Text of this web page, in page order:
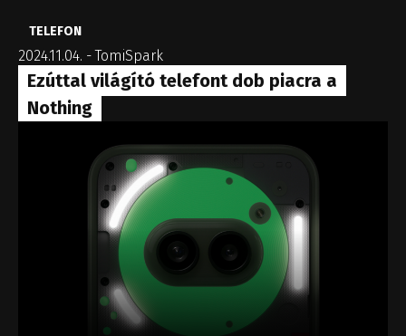
TELEFON
2024.11.04. -TomiSpark
Ezúttal világító telefont dob piacra a
Nothing